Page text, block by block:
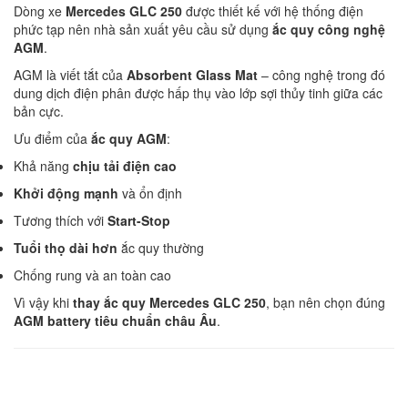
Dòng xe Mercedes GLC 250 được thiết kế với hệ thống điện
phức tạp nên nhà sản xuất yêu cầu sử dụng ắc quy công nghệ
AGM.
AGM là viết tắt của Absorbent Glass Mat – công nghệ trong đó
dung dịch điện phân được hấp thụ vào lớp sợi thủy tinh giữa các
bản cực.
Ưu điểm của ắc quy AGM:
Khả năng chịu tải điện cao
Khởi động mạnh và ổn định
Tương thích với Start-Stop
Tuổi thọ dài hơn ắc quy thường
Chống rung và an toàn cao
Vì vậy khi thay ắc quy Mercedes GLC 250, bạn nên chọn đúng
AGM battery tiêu chuẩn châu Âu.